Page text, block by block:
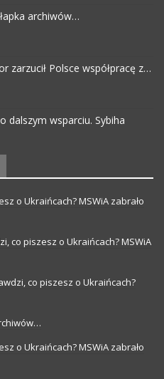
archiwów…
zarzucił Polsce współpracę z…
dalszym wsparciu. Sybiha
o Ukraińcach? MSWiA zabrało
co piszesz o Ukraińcach? MSWiA
co piszesz o Ukraińcach?
o Ukraińcach? MSWiA zabrało